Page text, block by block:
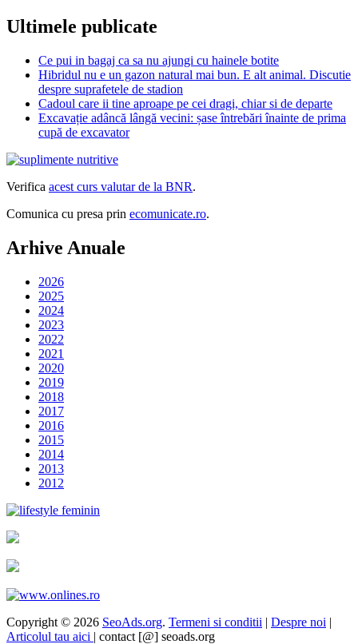
Ultimele publicate
Ce pui in bagaj ca sa nu ajungi cu hainele botite
Hibridul nu e un gazon natural mai bun. E alt animal. Discutie
despre suprafetele de stadion
Cadoul care ii tine aproape pe cei dragi, chiar si de departe
Excavație adâncă lângă vecini: șase întrebări înainte de prima
cupă de excavator
Verifica acest curs valutar de la BNR.
Comunica cu presa prin ecomunicate.ro.
Arhive Anuale
2026
2025
2024
2023
2022
2021
2020
2019
2018
2017
2016
2015
2014
2013
2012
Copyright © 2026 SeoAds.org. Termeni si conditii | Despre noi |
Articolul tau aici | contact [@] seoads.org